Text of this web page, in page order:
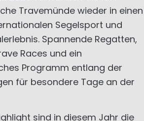
Travemünde wieder in einen
Segelsport und
Spannende Regatten,
Races und ein
Programm entlang der
für besondere Tage an der
sind in diesem Jahr die